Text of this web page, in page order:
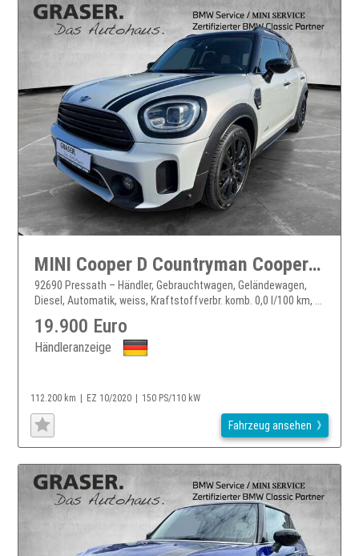
MINI Cooper D Countryman Cooper D ALL4 COUNTRYMAN FACELIFT+DAB+LED
92690 Pressath – Händler, Gebrauchtwagen, Geländewagen,
Diesel, Automatik, weiss, Kraftstoffverbr. komb. 0,0 l/100 km, ...
19.900 Euro
Händleranzeige
112.200 km EZ 10/2020 150 PS/110 kW
Fahrzeug ansehen